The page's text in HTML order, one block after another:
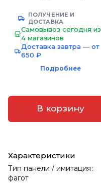
ПОЛУЧЕНИЕ И
ДОСТАВКА
Самовывоз сегодня из
4 магазинов
Доставка завтра — от
650 ₽
Подробнее
В корзину
Характеристики
Тип панели / имитация :
фагот